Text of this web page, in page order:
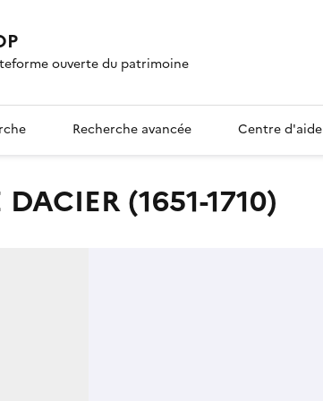
ouverte du patrimoine
Recherche avancée Centre d'aide
DACIER (1651-1710)